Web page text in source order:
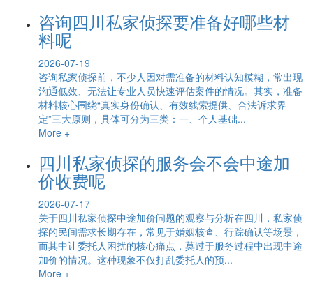
咨询四川私家侦探要准备好哪些材
料呢
2026-07-19
咨询私家侦探前，不少人因对需准备的材料认知模糊，常出现
沟通低效、无法让专业人员快速评估案件的情况。其实，准备
材料核心围绕“真实身份确认、有效线索提供、合法诉求界
定”三大原则，具体可分为三类：一、个人基础...
More +
四川私家侦探的服务会不会中途加
价收费呢
2026-07-17
关于四川私家侦探中途加价问题的观察与分析在四川，私家侦
探的民间需求长期存在，常见于婚姻核查、行踪确认等场景，
而其中让委托人困扰的核心痛点，莫过于服务过程中出现中途
加价的情况。这种现象不仅打乱委托人的预...
More +